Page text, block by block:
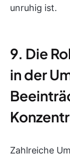
unruhig ist.
9. Die
in der
Zahlreiche